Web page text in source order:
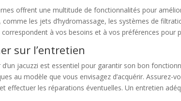
offrent une multitude de fonctionnalités pour
les jets d’hydromassage, les systèmes de
à vos besoins et à vos préférences pour
sur l’entretien
d’un jacuzzi est essentiel pour garantir son bon
au modèle que vous envisagez d’acquérir.
effectuer les réparations éventuelles. Un entretien